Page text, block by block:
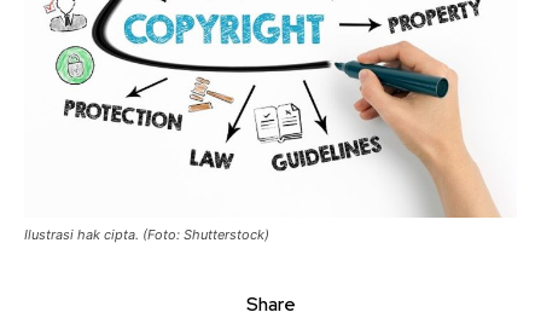
Ilustrasi hak cipta. (Foto: Shutterstock)
Share